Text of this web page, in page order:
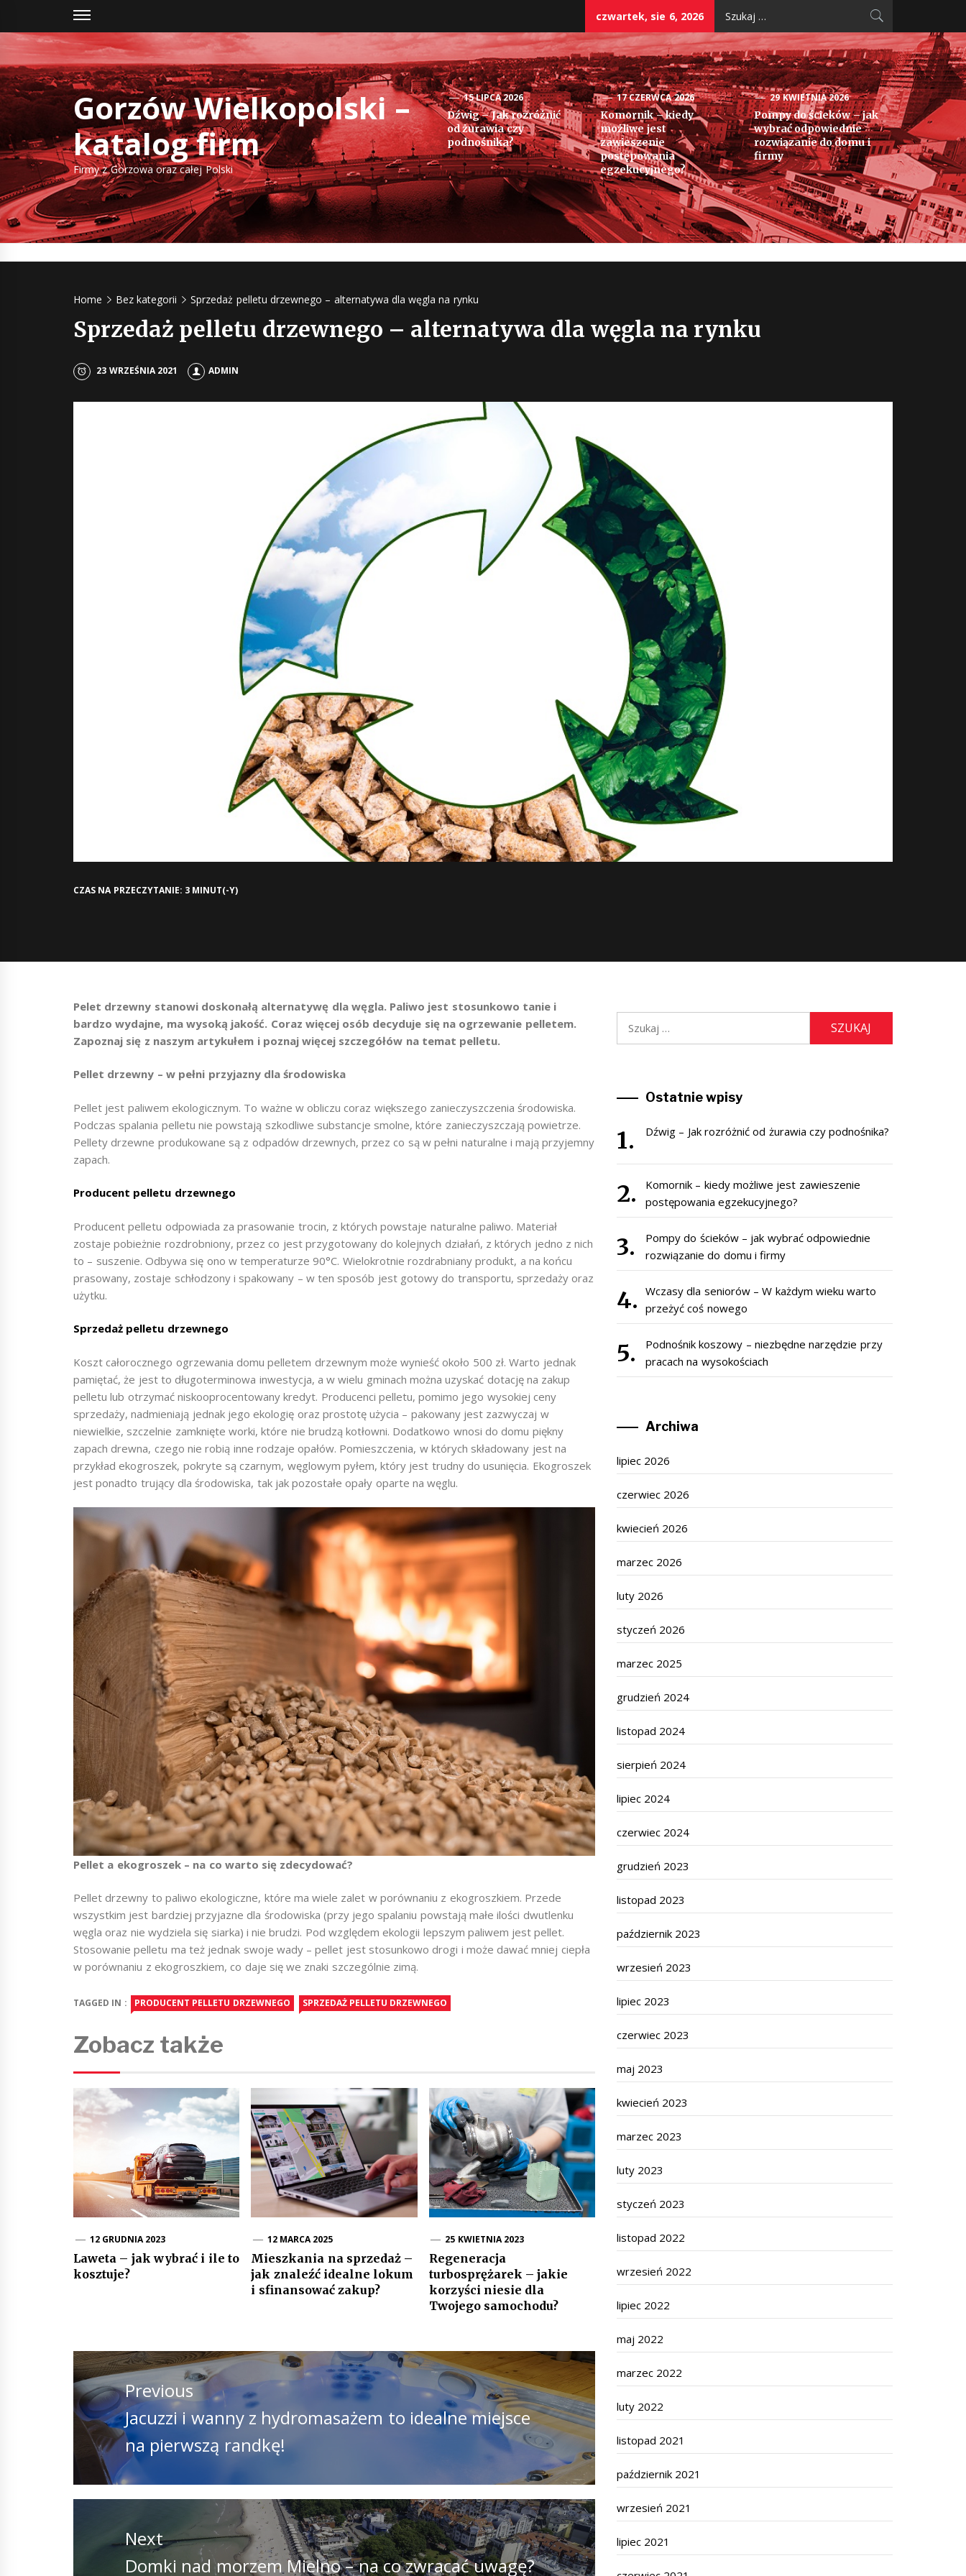
content
czwartek, sie 6, 2026
Gorzów Wielkopolski –
katalog firm
Firmy z Gorzowa oraz całej Polski
15 LIPCA 2026
Dźwig – Jak rozróżnić
od żurawia czy
podnośnika?
17 CZERWCA 2026
Komornik – kiedy
możliwe jest
zawieszenie
postępowania
egzekucyjnego?
29 KWIETNIA 2026
Pompy do ścieków – jak
wybrać odpowiednie
rozwiązanie do domu i
firmy
Home Bez kategorii Sprzedaż pelletu drzewnego – alternatywa dla węgla na rynku
Sprzedaż pelletu drzewnego – alternatywa dla węgla na rynku
23 WRZEŚNIA 2021 ADMIN
CZAS NA PRZECZYTANIE: 3 MINUT(-Y)
Pelet drzewny stanowi doskonałą alternatywę dla węgla. Paliwo jest stosunkowo tanie i
bardzo wydajne, ma wysoką jakość. Coraz więcej osób decyduje się na ogrzewanie pelletem.
Zapoznaj się z naszym artykułem i poznaj więcej szczegółów na temat pelletu.
Pellet drzewny – w pełni przyjazny dla środowiska
Pellet jest paliwem ekologicznym. To ważne w obliczu coraz większego zanieczyszczenia środowiska.
Podczas spalania pelletu nie powstają szkodliwe substancje smolne, które zanieczyszczają powietrze.
Pellety drzewne produkowane są z odpadów drzewnych, przez co są w pełni naturalne i mają przyjemny
zapach.
Producent pelletu drzewnego
Producent pelletu odpowiada za prasowanie trocin, z których powstaje naturalne paliwo. Materiał
zostaje pobieżnie rozdrobniony, przez co jest przygotowany do kolejnych działań, z których jedno z nich
to – suszenie. Odbywa się ono w temperaturze 90°C. Wielokrotnie rozdrabniany produkt, a na końcu
prasowany, zostaje schłodzony i spakowany – w ten sposób jest gotowy do transportu, sprzedaży oraz
użytku.
Sprzedaż pelletu drzewnego
Koszt całorocznego ogrzewania domu pelletem drzewnym może wynieść około 500 zł. Warto jednak
pamiętać, że jest to długoterminowa inwestycja, a w wielu gminach można uzyskać dotację na zakup
pelletu lub otrzymać niskooprocentowany kredyt. Producenci pelletu, pomimo jego wysokiej ceny
sprzedaży, nadmieniają jednak jego ekologię oraz prostotę użycia – pakowany jest zazwyczaj w
niewielkie, szczelnie zamknięte worki, które nie brudzą kotłowni. Dodatkowo wnosi do domu piękny
zapach drewna, czego nie robią inne rodzaje opałów. Pomieszczenia, w których składowany jest na
przykład ekogroszek, pokryte są czarnym, węglowym pyłem, który jest trudny do usunięcia. Ekogroszek
jest ponadto trujący dla środowiska, tak jak pozostałe opały oparte na węglu.
Pellet a ekogroszek – na co warto się zdecydować?
Pellet drzewny to paliwo ekologiczne, które ma wiele zalet w porównaniu z ekogroszkiem. Przede
wszystkim jest bardziej przyjazne dla środowiska (przy jego spalaniu powstają małe ilości dwutlenku
węgla oraz nie wydziela się siarka) i nie brudzi. Pod względem ekologii lepszym paliwem jest pellet.
Stosowanie pelletu ma też jednak swoje wady – pellet jest stosunkowo drogi i może dawać mniej ciepła
w porównaniu z ekogroszkiem, co daje się we znaki szczególnie zimą.
TAGGED IN : PRODUCENT PELLETU DRZEWNEGO SPRZEDAŻ PELLETU DRZEWNEGO
Zobacz także
12 GRUDNIA 2023
Laweta – jak wybrać i ile to
kosztuje?
12 MARCA 2025
Mieszkania na sprzedaż –
jak znaleźć idealne lokum
i sfinansować zakup?
25 KWIETNIA 2023
Regeneracja
turbosprężarek – jakie
korzyści niesie dla
Twojego samochodu?
Nawigacja
wpisu
Previous
Previous
post:
Jacuzzi i wanny z hydromasażem to idealne miejsce
na pierwszą randkę!
Next
Next
Domki nad morzem Mielno – na co zwracać uwagę?
Ostatnie wpisy
Dźwig – Jak rozróżnić od żurawia czy podnośnika?
Komornik – kiedy możliwe jest zawieszenie
postępowania egzekucyjnego?
Pompy do ścieków – jak wybrać odpowiednie
rozwiązanie do domu i firmy
Wczasy dla seniorów – W każdym wieku warto
przeżyć coś nowego
Podnośnik koszowy – niezbędne narzędzie przy
pracach na wysokościach
Archiwa
lipiec 2026
czerwiec 2026
kwiecień 2026
marzec 2026
luty 2026
styczeń 2026
marzec 2025
grudzień 2024
listopad 2024
sierpień 2024
lipiec 2024
czerwiec 2024
grudzień 2023
listopad 2023
październik 2023
wrzesień 2023
lipiec 2023
czerwiec 2023
maj 2023
kwiecień 2023
marzec 2023
luty 2023
styczeń 2023
listopad 2022
wrzesień 2022
lipiec 2022
maj 2022
marzec 2022
luty 2022
listopad 2021
październik 2021
wrzesień 2021
lipiec 2021